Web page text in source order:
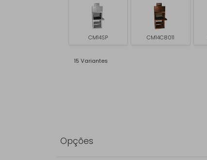
CM14SP CM14C8011
15 Variantes
Opções